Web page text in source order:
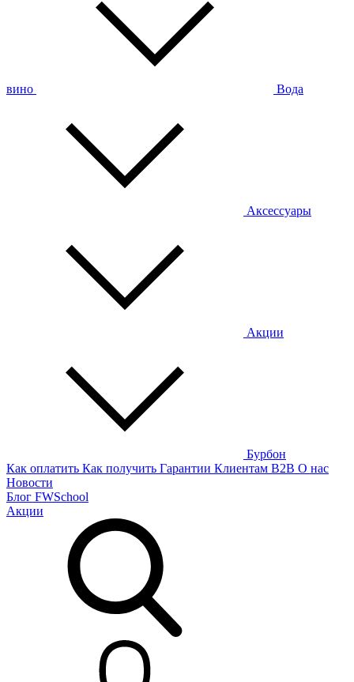
вино Вода
Аксессуары
Акции
Бурбон
Как оплатить Как получить Гарантии Клиентам B2B О нас
Новости
Блог FWSchool
Акции